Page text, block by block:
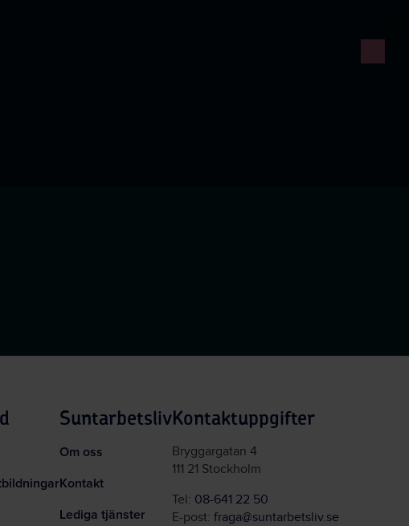
Suntarbetsliv
Om oss
Kontakt
Lediga tjänster
Kontaktuppgifter
Bryggargatan 4
111 21 Stockholm
Tel: 08-641 22 50
E-post: fraga@suntarbetsliv.se